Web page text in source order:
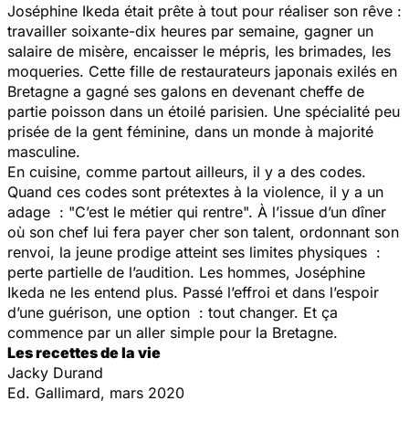
Joséphine Ikeda était prête à tout pour réaliser son rêve :
travailler soixante-dix heures par semaine, gagner un
salaire de misère, encaisser le mépris, les brimades, les
moqueries. Cette fille de restaurateurs japonais exilés en
Bretagne a gagné ses galons en devenant cheffe de
partie poisson dans un étoilé parisien. Une spécialité peu
prisée de la gent féminine, dans un monde à majorité
masculine.
En cuisine, comme partout ailleurs, il y a des codes.
Quand ces codes sont prétextes à la violence, il y a un
adage : "C’est le métier qui rentre". À l’issue d’un dîner
où son chef lui fera payer cher son talent, ordonnant son
renvoi, la jeune prodige atteint ses limites physiques :
perte partielle de l’audition. Les hommes, Joséphine
Ikeda ne les entend plus. Passé l’effroi et dans l’espoir
d’une guérison, une option : tout changer. Et ça
commence par un aller simple pour la Bretagne.
Les recettes de la vie
Jacky Durand
Ed. Gallimard, mars 2020